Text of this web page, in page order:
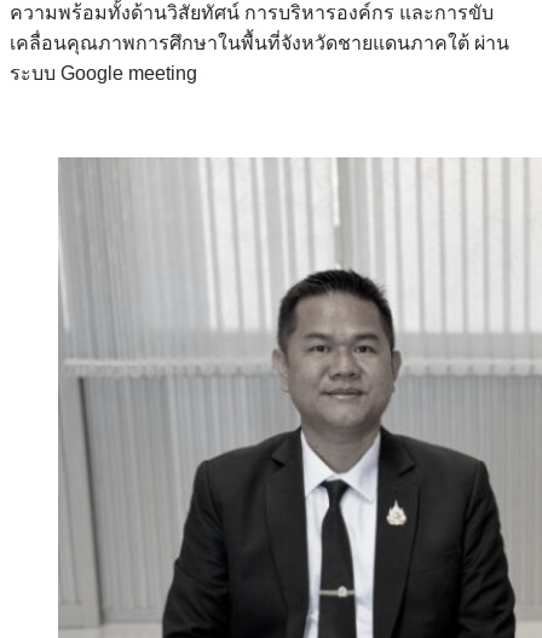
ความพร้อมทั้งด้านวิสัยทัศน์ การบริหารองค์กร และการขับ
เคลื่อนคุณภาพการศึกษาในพื้นที่จังหวัดชายแดนภาคใต้ ผ่าน
ระบบ Google meeting